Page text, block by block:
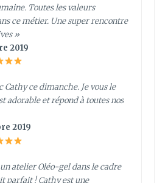
Toutes les valeurs
ce métier. Une super rencontre
»
2019
Cathy ce dimanche. Je vous le
adorable et répond à toutes nos
2019
atelier Oléo-gel dans le cadre
parfait ! Cathy est une